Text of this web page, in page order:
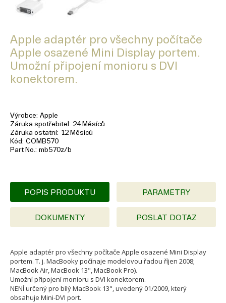
Apple adaptér pro všechny počítače
Apple osazené Mini Display portem.
Umožní připojení monioru s DVI
konektorem.
Výrobce Apple
Záruka spotřebitel
24 Měsíců
Záruka ostatní 12 Měsíců
Kód COMB570
Part No. mb570z/b
POPIS PRODUKTU PARAMETRY
DOKUMENTY POSLAT DOTAZ
Apple adaptér pro všechny počítače Apple osazené Mini Display
portem. T. j. MacBooky počínaje modelovou řadou říjen 2008;
MacBook Air, MacBook 13", MacBook Pro).
Umožní připojení monioru s DVI konektorem.
NENÍ určený pro bílý MacBook 13", uvedený 01/2009, který
obsahuje Mini-DVI port.